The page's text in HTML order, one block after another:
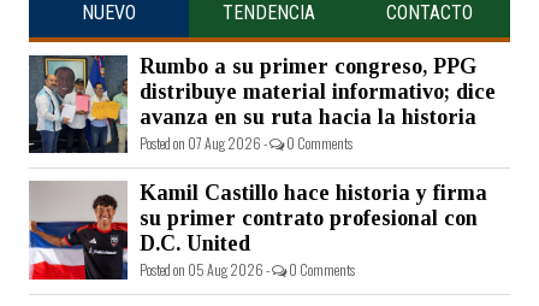
NUEVO TENDENCIA CONTACTO
Rumbo a su primer congreso, PPG
distribuye material informativo; dice
avanza en su ruta hacia la historia
Posted on 07 Aug 2026 - 0 Comments
Kamil Castillo hace historia y firma
su primer contrato profesional con
D.C. United
Posted on 05 Aug 2026 - 0 Comments